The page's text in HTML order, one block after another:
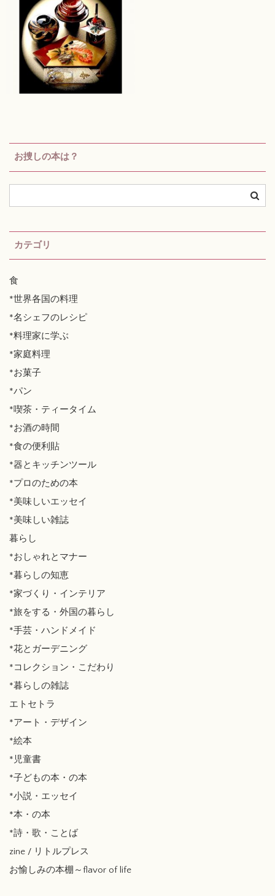
お捜しの本は？
カテゴリ
食
*世界各国の料理
*名シェフのレシピ
*料理家に学ぶ
*家庭料理
*お菓子
*パン
*喫茶・ティータイム
*お酒の時間
*食の便利貼
*器とキッチンツール
*プロのための本
*美味しいエッセイ
*美味しい雑誌
暮らし
*おしゃれとマナー
*暮らしの知恵
*家づくり・インテリア
*旅をする・外国の暮らし
*手芸・ハンドメイド
*花とガーデニング
*コレクション・こだわり
*暮らしの雑誌
エトセトラ
*アート・デザイン
*絵本
*児童書
*子どもの本・の本
*小説・エッセイ
*本・の本
*詩・歌・ことば
zine / リトルプレス
お愉しみの本棚～flavor of life